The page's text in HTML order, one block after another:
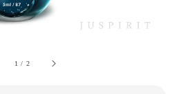
1 / 2